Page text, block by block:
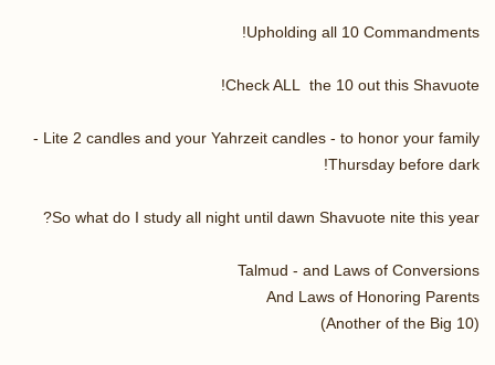
Upholding all 10 Commandments!
Check ALL the 10 out this Shavuote!
Lite 2 candles and your Yahrzeit candles - to honor your family -
Thursday before dark!
So what do I study all night until dawn Shavuote nite this year?
Talmud - and Laws of Conversions
And Laws of Honoring Parents
(Another of the Big 10)